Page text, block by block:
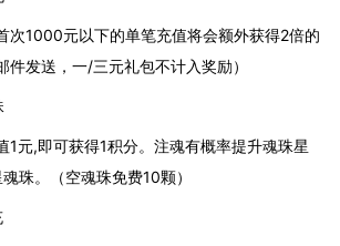
次1000元以下的单笔充值将会额外获得2倍的
件发送，一/三元礼包不计入奖励）
1元,即可获得1积分。注魂有概率提升魂珠星
珠。（空魂珠免费10颗）